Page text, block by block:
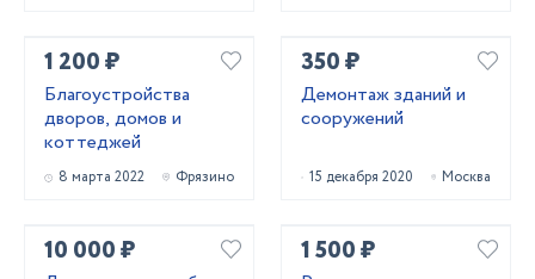
1 200 ₽
Благоустройства
дворов, домов и
коттеджей
8 марта 2022 Фрязино
350 ₽
Демонтаж зданий и
сооружений
15 декабря 2020 Москва
10 000 ₽ 1 500 ₽